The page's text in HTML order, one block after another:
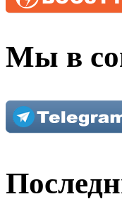
Мы в